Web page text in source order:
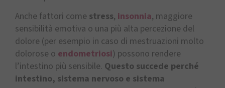
Anche fattori come stress, insonnia, maggiore
sensibilità emotiva o una più alta percezione del
dolore (per esempio in caso di mestruazioni molto
dolorose o endometriosi) possono rendere
l’intestino più sensibile. Questo succede perché
intestino, sistema nervoso e sistema